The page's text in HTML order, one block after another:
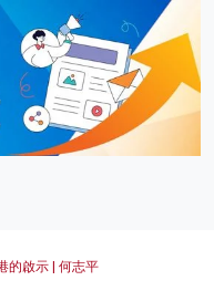
的啟示 | 何志平